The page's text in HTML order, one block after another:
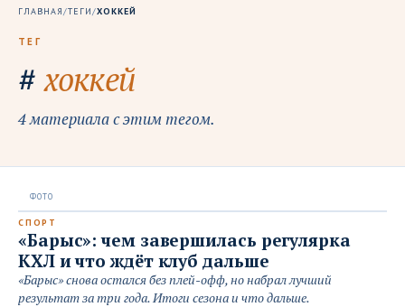
ГЛАВНАЯ/ТЕГИ/ХОККЕЙ
ТЕГ
#хоккей
4 материала с этим тегом.
СПОРТ
«Барыс»: чем завершилась регулярка
КХЛ и что ждёт клуб дальше
«Барыс» снова остался без плей-офф, но набрал лучший
результат за три года. Итоги сезона и что дальше.